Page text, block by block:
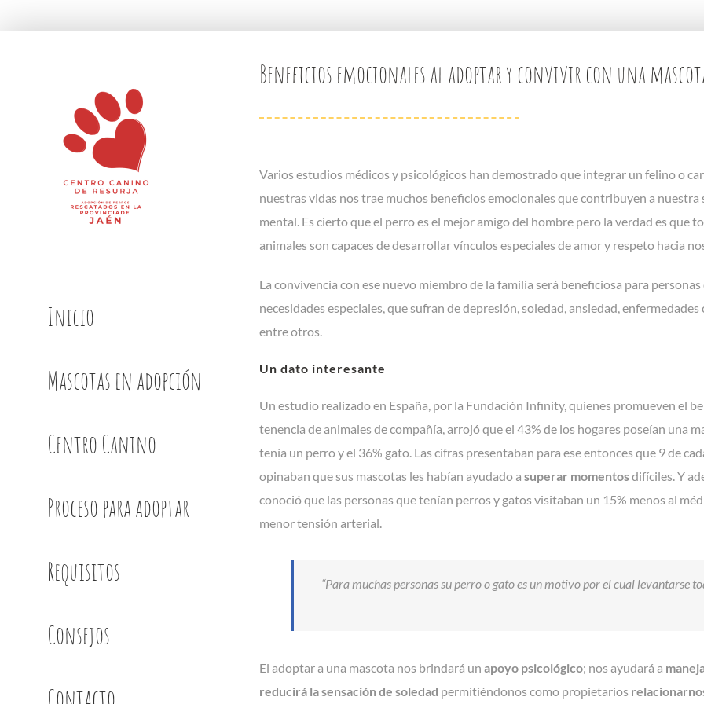
Inicio
Mascotas en adopción
Centro Canino
Proceso para adoptar
Requisitos
Consejos
Beneficios emocionales al adoptar y convivir con una
Varios estudios médicos y psicológicos han demostrado que integrar un felino o
nuestras vidas nos trae muchos beneficios emocionales que contribuyen a nuestra
mental. Es cierto que el perro es el mejor amigo del hombre pero la verdad es que
animales son capaces de desarrollar vínculos especiales de amor y respeto hacia
La convivencia con ese nuevo miembro de la familia será beneficiosa para
necesidades especiales, que sufran de depresión, soledad, ansiedad, enfermedades
entre otros.
Un dato interesante
Un estudio realizado en España, por la Fundación Infinity, quienes promueven el
tenencia de animales de compañía, arrojó que el 43% de los hogares poseían una
tenía un perro y el 36% gato. Las cifras presentaban para ese entonces que 9 de
opinaban que sus mascotas les habían ayudado a superar momentosdifíciles. Y
conoció que las personas que tenían perros y gatos visitaban un 15% menos al
menor tensión arterial.
“Para muchas personas su perro o gato es un motivo por el cual levantarse
El adoptar a una mascota nos brindará un apoyo psicológico; nos ayudará a
reducirá la sensación de soledad permitiéndonos como propietarios